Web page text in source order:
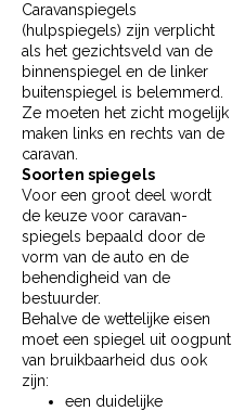
Caravanspiegels
(hulpspiegels) zijn verplicht
als het gezichtsveld van de
binnenspiegel en de linker
buitenspiegel is belemmerd.
Ze moeten het zicht mogelijk
maken links en rechts van de
caravan.
Soorten spiegels
Voor een groot deel wordt
de keuze voor caravan-
spiegels bepaald door de
vorm van de auto en de
behendigheid van de
bestuurder.
Behalve de wettelijke eisen
moet een spiegel uit oogpunt
van bruikbaarheid dus ook
zijn:
een duidelijke